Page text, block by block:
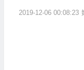
2019-12-06 00:08:23